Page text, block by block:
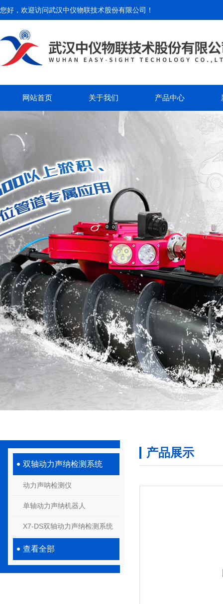
您好，欢迎访问武汉中仪物联技术股份有限公司 ！
网站首页 关于我们 产品中心
双轴动力声纳检测系统
动力声呐检测仪
单轴动力声纳机器人
X7-DS双轴动力声纳检测系统
查看全部
产品展示